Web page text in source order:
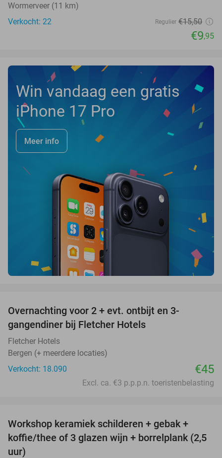
Wormerveer (11 km)
Verkocht: 22
Regulier €15,50
€9,95
Win vandaag een gratis
iPhone 17 Pro
Meer info
Overnachting voor 2 + evt. ontbijt en 3-
gangendiner bij Fletcher Hotels
Fletcher Hotels
Bergen (+ meerdere locaties)
Verkocht: 18.090
€45
Excl. ca. €3 p.p.p.n. toeristenbelasting
Workshop keramiek schilderen + gebak +
koffie/thee of 3 glazen wijn + borrelplank (2,5
uur)